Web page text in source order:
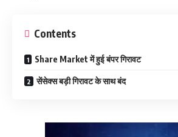
Contents
Share Market में हुई बंपर गिरावट
सेंसेक्स बड़ी गिरावट के साथ बंद